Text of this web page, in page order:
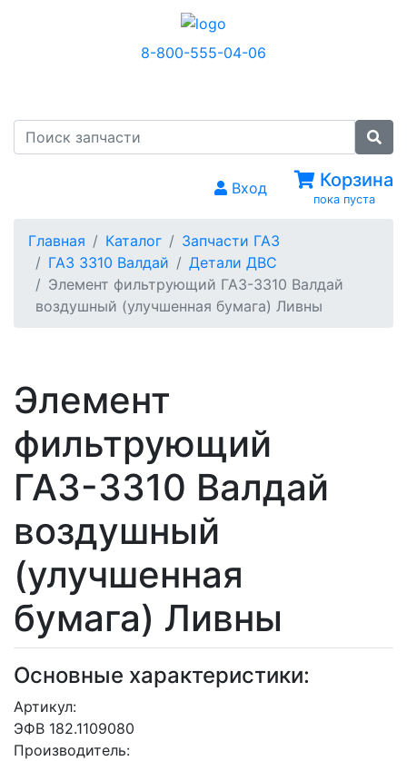
8-800-555-04-06
Вход Корзина
пока пуста
Главная Каталог
Запчасти ГАЗ
ГАЗ 3310 Валдай
Детали ДВС
Элемент фильтрующий ГАЗ-3310 Валдай
воздушный (улучшенная бумага) Ливны
Элемент
фильтрующий
ГАЗ-3310 Валдай
воздушный
(улучшенная
бумага) Ливны
Основные характеристики:
Артикул:
ЭФВ 182.1109080
Производитель: